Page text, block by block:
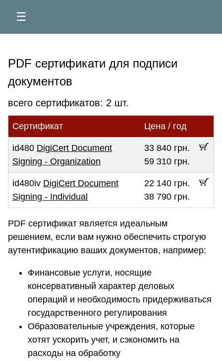
☰
PDF сертификати для подписи
документов
всего сертификатов: 2 шт.
Сертификат Цена / год
id480 DigiCert Document
Signing - Organization
33 840 грн.
59 310 грн.
id480iv DigiCert Document
Signing - Individual
22 140 грн.
38 790 грн.
PDF сертификат является идеальным
решением, если вам нужно обеспечить строгую
аутентификацию ваших документов, например:
Финансовые услуги, носящие
консервативный характер деловых
операций и необходимость придерживаться
государственного регулирования
Образовательные учреждения, которые
хотят ускорить учет, и сэкономить на
расходы на обработку